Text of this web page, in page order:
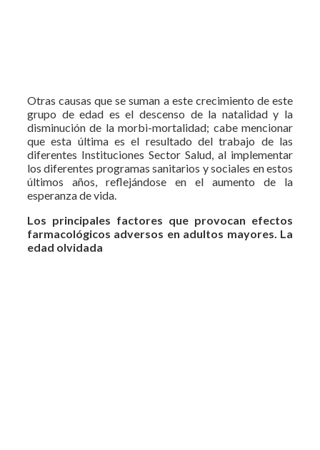
Otras causas que se suman a este crecimiento de este
grupo de edad es el descenso de la natalidad y la
disminución de la morbi-mortalidad; cabe mencionar
que esta última es el resultado del trabajo de las
diferentes Instituciones Sector Salud, al implementar
los diferentes programas sanitarios y sociales en estos
últimos años, reflejándose en el aumento de la
esperanza de vida.
Los principales factores que provocan efectos
farmacológicos adversos en adultos mayores. La
edad olvidada